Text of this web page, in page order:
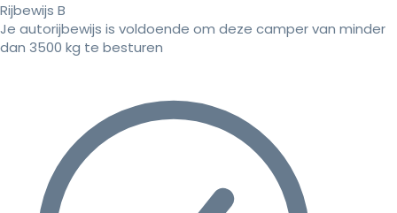
Rijbewijs B
Je autorijbewijs is voldoende om deze camper van minder
dan 3500 kg te besturen